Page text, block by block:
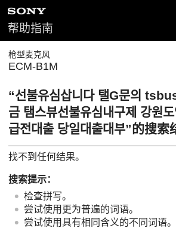
帮助指南
枪型麦克风
ECM-B1M
“선불유심삽니다 탤G문의
금 탬스뷰선불유심내구제 강원
급전대출 당일대출대부”的搜索
找不到任何结果。
搜索提示：
检查拼写。
尝试使用更为普遍的词语。
尝试使用具有相同含义的不同词语。